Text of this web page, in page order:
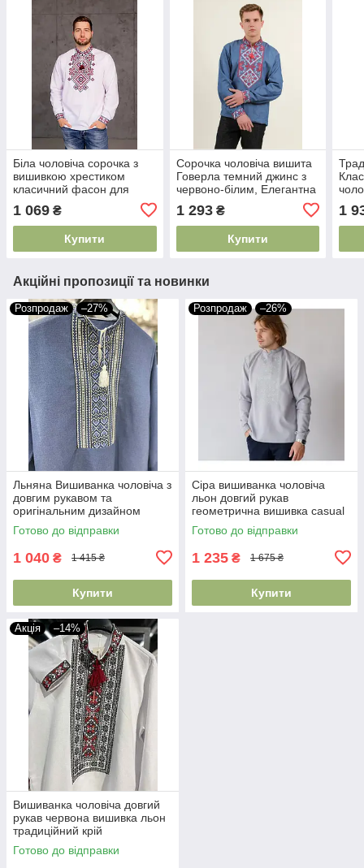
Біла чоловіча сорочка з
вишивкою хрестиком
класичний фасон для
розміри S M L XL XXL
XXXL
1 069 ₴
Купити
Сорочка чоловіча вишита
Говерла темний джинс з
червоно-білим, Елегантна
вишивкою
1 293₴
Купити
1
Акційні пропозиції та новинки
Розпродаж –27%
Льняна Вишиванка чоловіча з
довгим рукавом та
оригінальним дизайном
ручна вишивка
Готово до відправки
1 040 ₴ 1 415 ₴
Купити
Розпродаж –26%
Сіра вишиванка чоловіча
льон довгий рукав
геометрична вишивка casual
стиль
Готово до відправки
1 235 ₴ 1 675 ₴
Купити
Акція –14%
Вишиванка чоловіча довгий
рукав червона вишивка льон
традиційний крій
Готово до відправки